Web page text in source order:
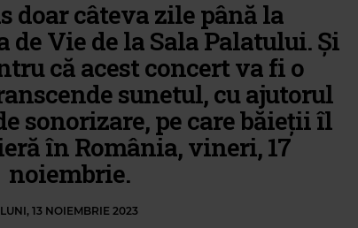
doar câteva zile până la
Vie de la Sala Palatului. Și
că acest concert va fi o
sunetul, cu ajutorul
sonorizare, pe care băieții îl
în România, vineri, 17
noiembrie.
LUNI, 13 NOIEMBRIE 2023